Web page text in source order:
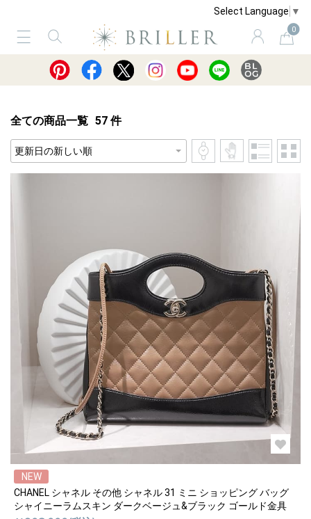
Select Language ▼
0
サービス ショッピングガイド 買取
全ての商品一覧 57 件
NEW
CHANEL シャネル その他 シャネル 31 ミニ ショッピング バッグ
シャイニーラムスキン ダークベージュ&ブラック ゴールド金具